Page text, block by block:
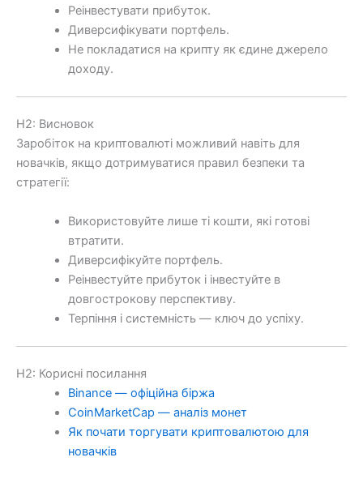
Реінвестувати прибуток.
Диверсифікувати портфель.
Не покладатися на крипту як єдине джерело
доходу.
H2: Висновок
Заробіток на криптовалюті можливий навіть для
новачків, якщо дотримуватися правил безпеки та
стратегії:
Використовуйте лише ті кошти, які готові
втратити.
Диверсифікуйте портфель.
Реінвестуйте прибуток і інвестуйте в
довгострокову перспективу.
Терпіння і системність — ключ до успіху.
H2: Корисні посилання
Binance — офіційна біржа
CoinMarketCap — аналіз монет
Як почати торгувати криптовалютою для
новачків